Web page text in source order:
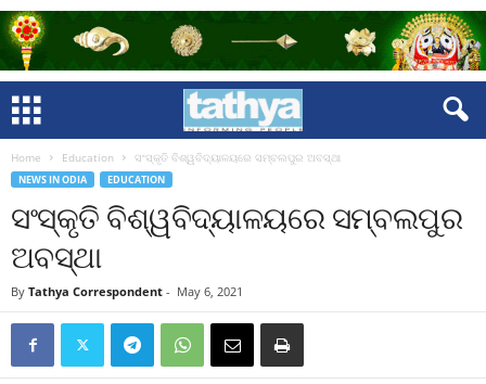
Home Education ସଂସ୍କୃତି ବିଶ୍ୱବିଦ୍ୟାଳୟରେ ସମ୍ବଲପୁର ଅବସ୍ଥା
NEWS IN ODIA EDUCATION
ସଂସ୍କୃତି ବିଶ୍ୱବିଦ୍ୟାଳୟରେ ସମ୍ବଲପୁର
ଅବସ୍ଥା
By Tathya Correspondent - May 6, 2021